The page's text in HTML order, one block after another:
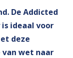
De Addicted
is ideaal voor
deze
wet naar